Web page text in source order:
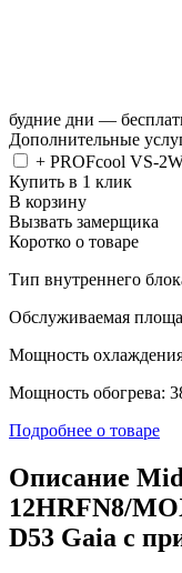
будние дни —
Дополнительные
+ PROFcool VS-
Купить в 1 клик
В корзину
Вызвать замерщика
Коротко о товаре
Тип внутреннего
Обслуживаемая
Мощность
Мощность обогрева:
Подробнее о товаре
Описание
12HRFN8/
D53 Gaia с